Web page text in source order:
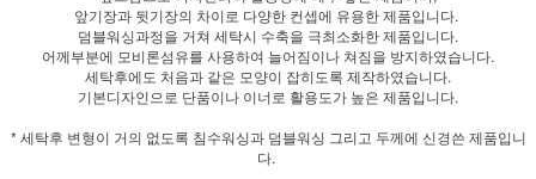
앞기장과 뒷기장의 차이로 다양한 컨셉에 유용한 제품입니다.
덤블워싱과정을 거쳐 세탁시 수축을 극최소화한 제품입니다.
어께부분에 모비론섬유를 사용하여 늘어짐이나 쳐짐을 방지하였습니다.
세탁후에도 처음과 같은 모양이 잡히도록 제작하였습니다.
기본디자인으로 단품이나 이너로 활용도가 높은 제품입니다.
* 세탁후 변형이 거의 없도록 침수워싱과 덤블워싱 그리고 두께에 신경쓴 제품입니
다.